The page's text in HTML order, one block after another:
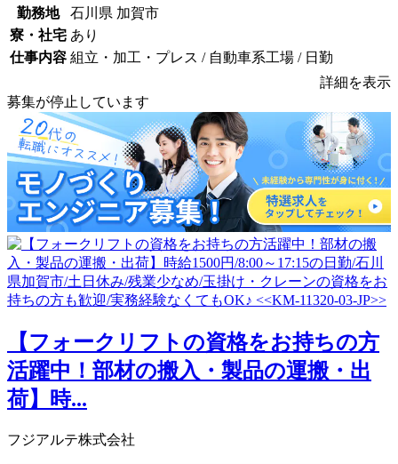
勤務地
石川県 加賀市
寮・社宅 あり
仕事内容 組立・加工・プレス / 自動車系工場 / 日勤
詳細を表示
募集が停止しています
【フォークリフトの資格をお持ちの方
活躍中！部材の搬入・製品の運搬・出
荷】時...
フジアルテ株式会社